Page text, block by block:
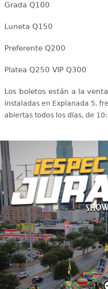
Grada Q100
Luneta Q150
Preferente Q200
Platea Q250 VIP Q300
Los boletos están a la
instaladas en Explanada 5,
abiertas todos los días, de